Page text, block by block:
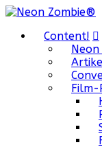
Content!
Film-